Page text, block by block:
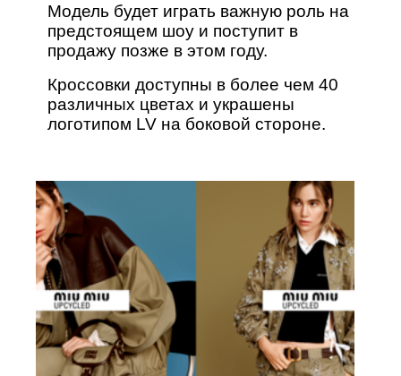
Модель будет играть важную роль на
предстоящем шоу и поступит в
продажу позже в этом году.
Кроссовки доступны в более чем 40
различных цветах и украшены
логотипом LV на боковой стороне.